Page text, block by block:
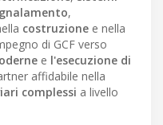
,
costruzione e nella
di GCF verso
e l'esecuzione di
affidabile nella
complessi a livello